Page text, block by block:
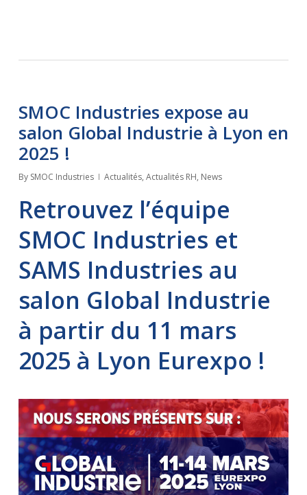
SMOC Industries expose au
salon Global Industrie à Lyon en
2025 !
By SMOC Industries Actualités, Actualités RH, News
Retrouvez l’équipe
SMOC Industries et
SAMS Industries au
salon Global Industrie
à partir du 11 mars
2025 à Lyon Eurexpo !